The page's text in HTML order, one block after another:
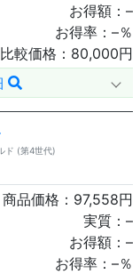
お得額： –
お得率： –％
比較価格： 80,000円
ド (第4世代)
商品価格： 97,558円
実質： –
お得額： –
お得率： –％